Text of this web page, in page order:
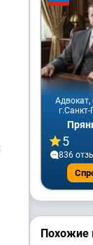
Адвокат,
5
836
Похожие